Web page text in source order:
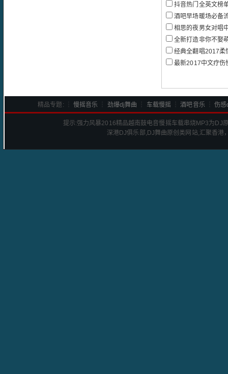
抖音热门全英文榜单
酒吧早场暖场必备
相思的夜男女对唱
全新打造非你不娶萌萌
经典全翻唱2017柔情
最新2017中文疗伤
精品专题: ┆ 慢摇音乐 劲爆dj舞曲 车载慢摇 ┆酒吧音乐┆伤感
提示:强力风暴2016精品越南鼓电音慢摇车载串烧MP3为DJ
深港DJ俱乐部,DJ舞曲原创类网站,汇聚香港